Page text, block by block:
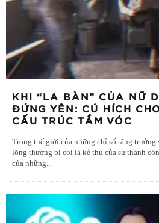
KHI “LA BÀN” CỦA NỮ
ĐỨNG YÊN: CÚ HÍCH
CẤU TRÚC TẦM VÓC
Trong thế giới của những chỉ số tăng trưởng
lõng thường bị coi là kẻ thù của sự thành
của những...